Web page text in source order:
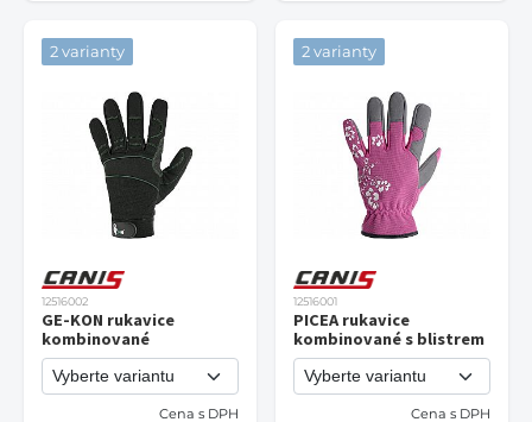
2 varianty
12516002
GE-KON rukavice
kombinované
Cena s DPH
2 varianty
12516001
PICEA rukavice
kombinované s blistrem
Cena s DPH